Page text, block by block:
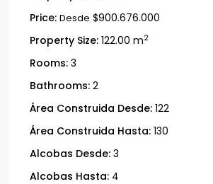
Price: Desde $900.676.000
Property Size: 122.00 m2
Rooms: 3
Bathrooms: 2
Área Construida Desde: 122
Área Construida Hasta: 130
Alcobas Desde: 3
Alcobas Hasta: 4